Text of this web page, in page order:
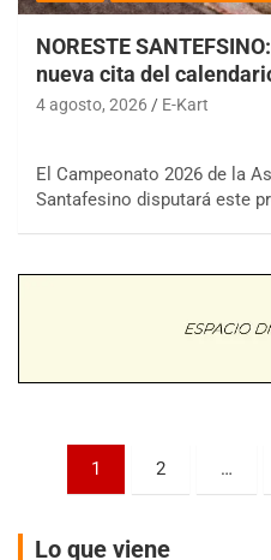
NORESTE
nueva cita del
4 agosto, 2026 E-Kart
El Campeonato 2026 de la
Santafesino disputará este
Paginación
entradas
1 2 …
Lo que viene
15/16/17-AGO
Rubén Luis Di Palma (Asfalto)
AKPS - F6
Kartódromo AKPS (Asfalto)
Comodoro Rivadavia (Chubut)
CORDOBES ASFALTO - F7